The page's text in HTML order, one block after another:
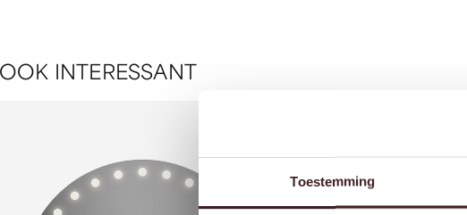
Toestemming
OK INTERESSANT